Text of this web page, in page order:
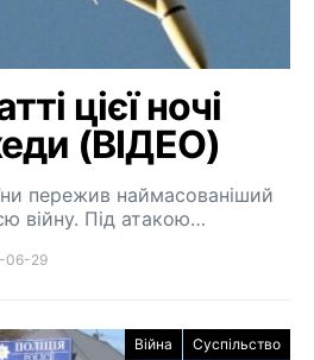
цієї ночі
(ВІДЕО)
пережив наймасованіший
війну. Під атакою…
06-29
Війна Суспільство